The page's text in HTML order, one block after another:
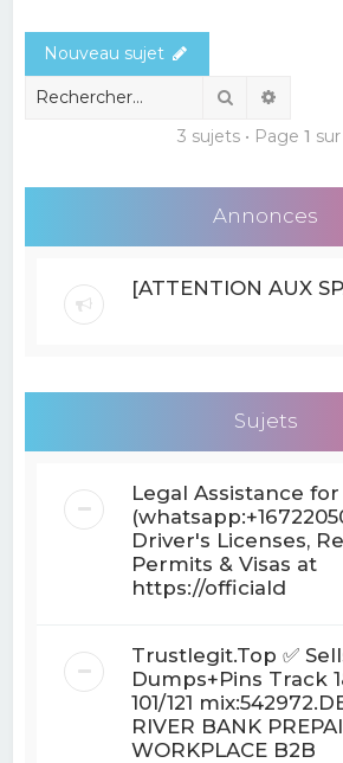
Nouveau sujet
Rechercher
3 sujets • Page 1 sur
Annonces
[ATTENTION AUX
Sujets
Legal Assistance
Driver's Licenses,
Permits & Visas at
https://officiald
Trustlegit.Top ✅
Dumps+Pins Track
101/121
RIVER BANK
WORKPLACE B2B